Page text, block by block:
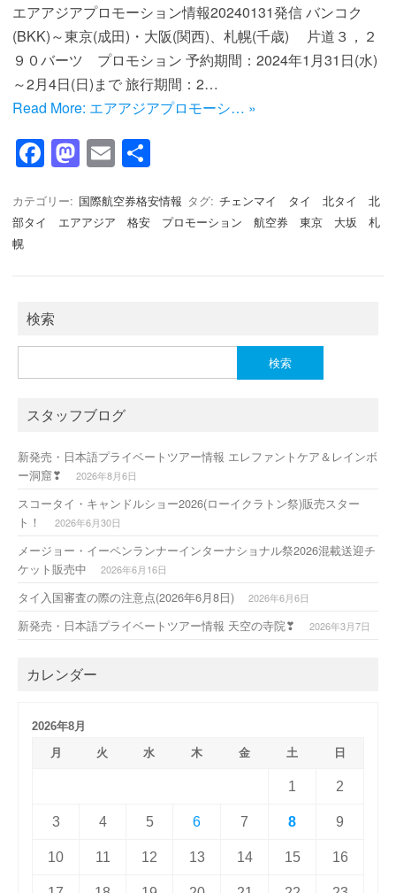
エアアジアプロモーション情報20240131発信 バンコク
(BKK)～東京(成田)・大阪(関西)、札幌(千歳) 片道３，２
９０バーツ プロモション 予約期間：2024年1月31日(水)
～2月4日(日)まで 旅行期間：2…
Read More: エアアジアプロモーシ… »
F
a
c
e
o
k
M
a
st
o
E
m
ail
カテゴリー: 国際航空券格安情報 タグ: チェンマイ タイ 北タイ 北
部タイ エアアジア 格安 プロモーション 航空券 東京 大坂 札
幌
検索
索:
スタッフブログ
新発売・日本語プライベートツアー情報 エレファントケア＆レインボ
ー洞窟❣
2026年8月6日
スコータイ・キャンドルショー2026(ローイクラトン祭)販売スター
ト！
2026年6月30日
メージョー・イーペンランナーインターナショナル祭2026混載送迎チ
ケット販売中
2026年6月16日
タイ入国審査の際の注意点(2026年6月8日) 2026年6月6日
新発売・日本語プライベートツアー情報 天空の寺院❣ 2026年3月7日
カレンダー
2026年8月
月
火 水 木 金 土 日
1 2
3 4 5 6 7 8 9
10 11 12 13 14 15 16